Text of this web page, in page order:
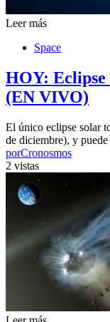
Leer más
Space
HOY: Eclipse
(EN VIVO)
El único eclipse solar
de diciembre), y
porCronosmos
2 vistas